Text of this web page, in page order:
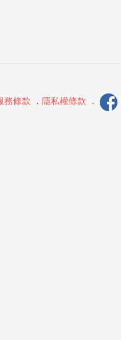
務條款 ． 隱私權條款 ．